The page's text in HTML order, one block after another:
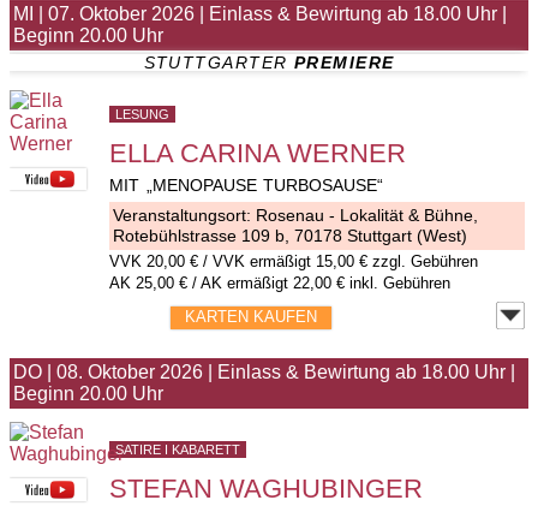
MI 07. Oktober 2026 Einlass & Bewirtung ab 18.00 Uhr
Beginn 20.00 Uhr
STUTTGARTER PREMIERE
LESUNG
ELLA CARINA WERNER
MIT „MENOPAUSE TURBOSAUSE“
Veranstaltungsort: Rosenau - Lokalität & Bühne,
Rotebühlstrasse 109 b, 70178 Stuttgart (West)
VVK 20,00 € / VVK ermäßigt 15,00 € zzgl. Gebühren
AK 25,00 € / AK ermäßigt 22,00 € inkl. Gebühren
KARTEN KAUFEN
DO 08. Oktober 2026 Einlass & Bewirtung ab 18.00 Uhr
Beginn 20.00 Uhr
SATIRE I KABARETT
STEFAN WAGHUBINGER